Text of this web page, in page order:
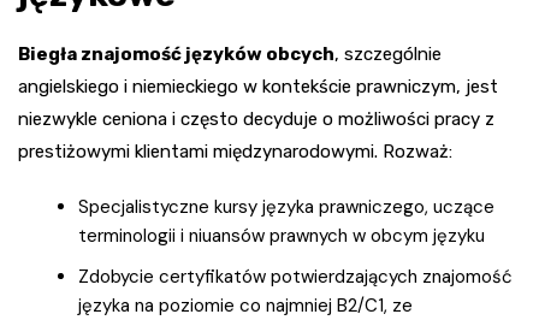
Biegła znajomość języków obcych, szczególnie
angielskiego i niemieckiego w kontekście prawniczym, jest
niezwykle ceniona i często decyduje o możliwości pracy z
prestiżowymi klientami międzynarodowymi. Rozważ:
Specjalistyczne kursy języka prawniczego, uczące
terminologii i niuansów prawnych w obcym języku
Zdobycie certyfikatów potwierdzających znajomość
języka na poziomie co najmniej B2/C1, ze